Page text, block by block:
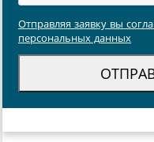
Отправляя заявку вы
персональных данных